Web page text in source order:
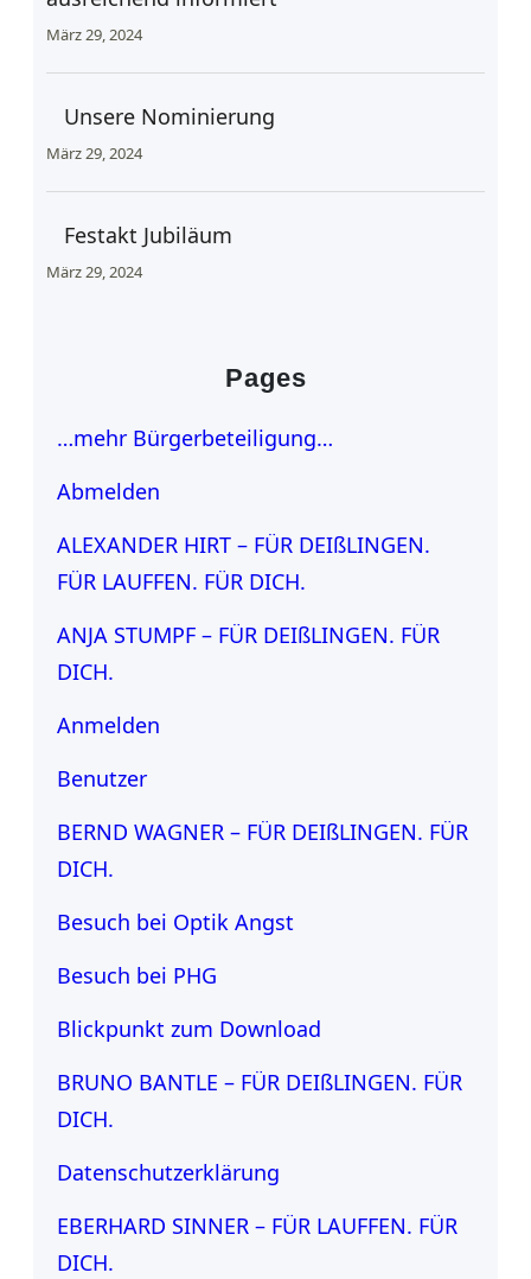
März 29, 2024
Unsere Nominierung
März 29, 2024
Festakt Jubiläum
März 29, 2024
Pages
…mehr Bürgerbeteiligung…
Abmelden
ALEXANDER HIRT – FÜR DEIßLINGEN.
FÜR LAUFFEN. FÜR DICH.
ANJA STUMPF – FÜR DEIßLINGEN. FÜR
DICH.
Anmelden
Benutzer
BERND WAGNER – FÜR DEIßLINGEN. FÜR
DICH.
Besuch bei Optik Angst
Besuch bei PHG
Blickpunkt zum Download
BRUNO BANTLE – FÜR DEIßLINGEN. FÜR
DICH.
Datenschutzerklärung
EBERHARD SINNER – FÜR LAUFFEN. FÜR
DICH.